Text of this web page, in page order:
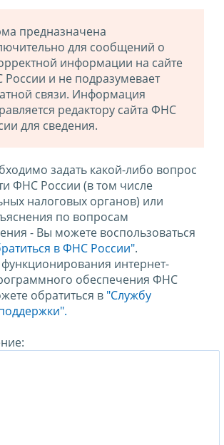
предназначена
для сообщений о
информации на сайте
и не подразумевает
связи. Информация
редактору сайта ФНС
для сведения.
задать какой-либо вопрос
ФНС России (в том числе
налоговых органов) или
по вопросам
- Вы можете воспользоваться
в ФНС России".
интернет-
обеспечения ФНС
обратиться в "Службу